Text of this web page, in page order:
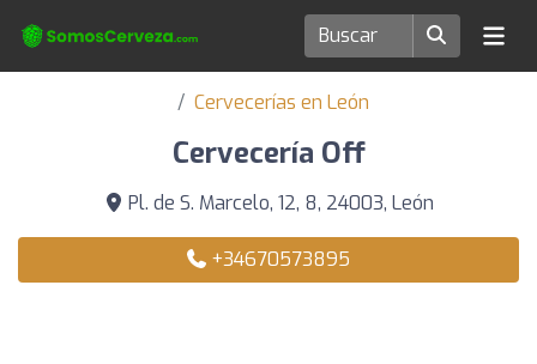
Cervecerías en León
Cervecería Off
Pl. de S. Marcelo, 12, 8, 24003, León
+34670573895